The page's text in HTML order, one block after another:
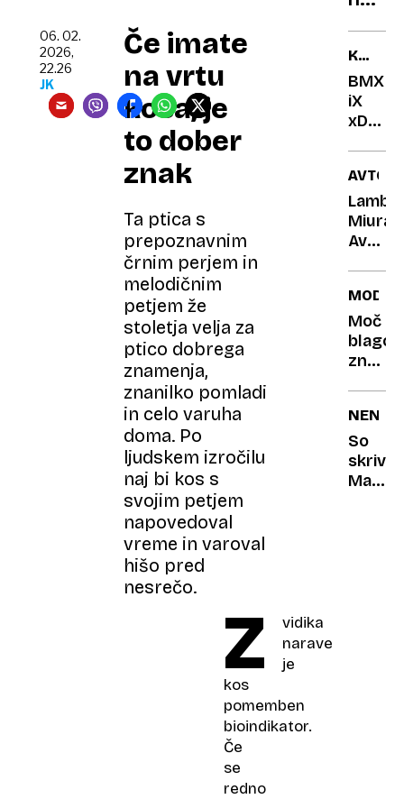
Če imate
na vrtu
kosa, je
to dober
znak
Ta ptica s
prepoznavnim
črnim perjem in
melodičnim
petjem že
stoletja velja za
ptico dobrega
znamenja,
znanilko pomladi
in celo varuha
doma. Po
ljudskem izročilu
naj bi kos s
svojim petjem
napovedoval
vreme in varoval
hišo pred
nesrečo.
06. 02.
2026,
22.26
JK
Z
vidika
narave
je
kos
pomemben
bioindikator.
Če
se
redno
in
Beli
hiši:
"Še
smo
tu"
KRATKI
TEST
BMX
iX
xDrive
učna
ura
Miura:
Avto,
o
MODA
Moč
znamk
So